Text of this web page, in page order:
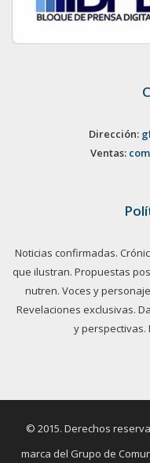
Dirección:
Ventas:
Noticias confirmadas.
que ilustran. Propuestas
nutren. Voces y
Revelaciones exclusivas.
y perspectivas.
© 2015. Derechos
marca del Grupo de